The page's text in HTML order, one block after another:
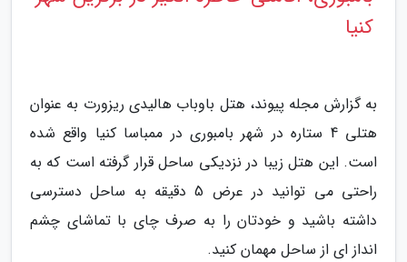
کنیا
به گزارش مجله پیوند، هتل باوباب هالیدی ریزورت به عنوان
هتلی 4 ستاره در شهر بامبوری در ممباسا کنیا واقع شده
است. این هتل زیبا در نزدیکی ساحل قرار گرفته است که به
راحتی می توانید در عرض 5 دقیقه به ساحل دسترسی
داشته باشید و خودتان را به صرف چای با تماشای چشم
انداز ای از ساحل مهمان کنید.